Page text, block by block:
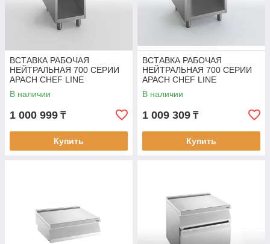
ВСТАВКА РАБОЧАЯ
НЕЙТРАЛЬНАЯ 700 СЕРИИ
APACH CHEF LINE
SLWT47DOS
В наличии
1 000 999 ₸
Купить
ВСТАВКА РАБОЧАЯ
НЕЙТРАЛЬНАЯ 700 СЕРИИ
APACH CHEF LINE
SLWT67OS
В наличии
1 009 309 ₸
Купить